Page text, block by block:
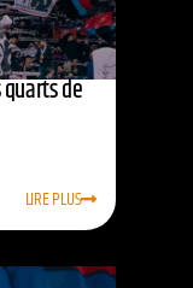
quarts de
LIRE PLUS